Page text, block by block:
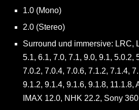
1.0 (Mono)
2.0 (Stereo)
Surround und immersive: LRC,
5.1, 6.1, 7.0, 7.1, 9.0, 9.1, 5.0.2,
7.0.2, 7.0.4, 7.0.6, 7.1.2, 7.1.4,
9.1.2, 9.1.4, 9.1.6, 9.1.8, 11.1.8,
IMAX 12.0, NHK 22.2, Sony